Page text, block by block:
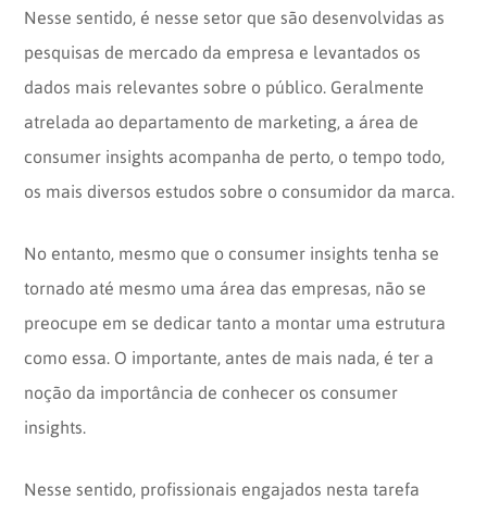
Nesse sentido, é nesse setor que são desenvolvidas as
pesquisas de mercado da empresa e levantados os
dados mais relevantes sobre o público. Geralmente
atrelada ao departamento de marketing, a área de
consumer insights acompanha de perto, o tempo todo,
os mais diversos estudos sobre o consumidor da marca.
No entanto, mesmo que o consumer insights tenha se
tornado até mesmo uma área das empresas, não se
preocupe em se dedicar tanto a montar uma estrutura
como essa. O importante, antes de mais nada, é ter a
noção da importância de conhecer os consumer
insights.
Nesse sentido, profissionais engajados nesta tarefa